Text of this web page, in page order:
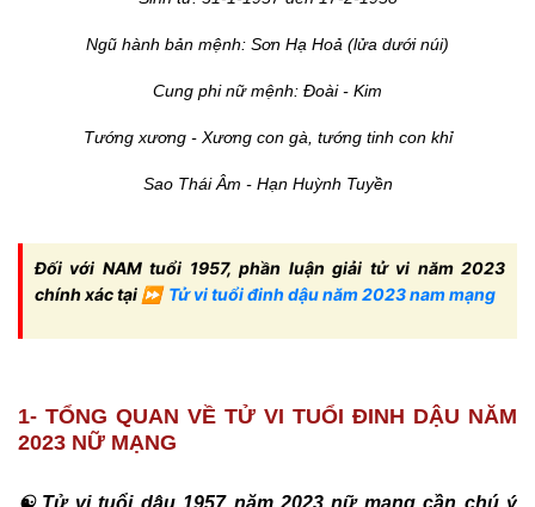
Ngũ hành bản mệnh: Sơn Hạ Hoả (lửa dưới núi)
Cung phi nữ mệnh: Đoài - Kim
Tướng xương - Xương con gà, tướng tinh con khỉ
Sao Thái Âm - Hạn Huỳnh Tuyền
Đối với NAM tuổi 1957, phần luận giải tử vi năm 2023
chính xác tại ⏩ Tử vi tuổi đinh dậu năm 2023 nam mạng
1- TỔNG QUAN VỀ TỬ VI TUỔI ĐINH DẬU NĂM
2023 NỮ MẠNG
☯ Tử vi tuổi dậu 1957 năm 2023 nữ mạng cần chú ý